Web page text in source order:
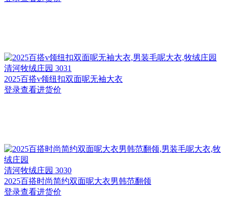
清河牧绒庄园 3031
2025百搭v领纽扣双面呢无袖大衣
登录查看进货价
清河牧绒庄园 3030
2025百搭时尚简约双面呢大衣男韩范翻领
登录查看进货价